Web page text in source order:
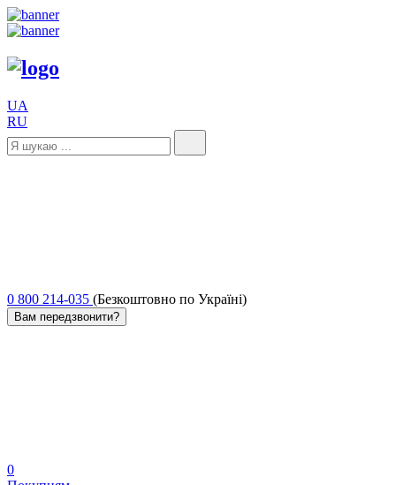
UA
RU
0 800 214-035 (Безкоштовно по Україні)
Вам передзвонити?
0